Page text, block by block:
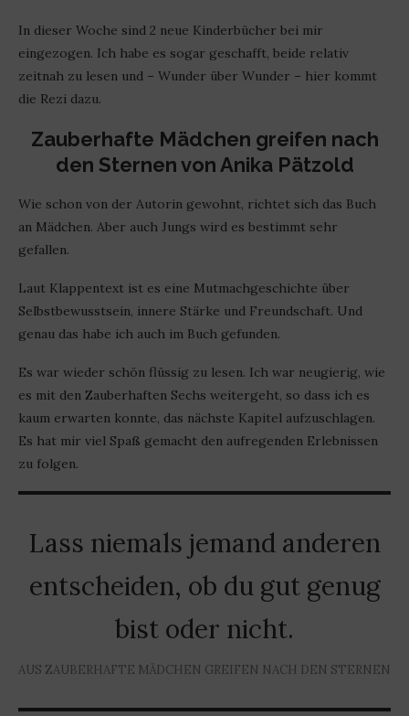
In dieser Woche sind 2 neue Kinderbücher bei mir
eingezogen. Ich habe es sogar geschafft, beide relativ
zeitnah zu lesen und – Wunder über Wunder – hier kommt
die Rezi dazu.
Zauberhafte Mädchen greifen nach
den Sternen von Anika Pätzold
Wie schon von der Autorin gewohnt, richtet sich das Buch
an Mädchen. Aber auch Jungs wird es bestimmt sehr
gefallen.
Laut Klappentext ist es eine Mutmachgeschichte über
Selbstbewusstsein, innere Stärke und Freundschaft. Und
genau das habe ich auch im Buch gefunden.
Es war wieder schön flüssig zu lesen. Ich war neugierig, wie
es mit den Zauberhaften Sechs weitergeht, so dass ich es
kaum erwarten konnte, das nächste Kapitel aufzuschlagen.
Es hat mir viel Spaß gemacht den aufregenden Erlebnissen
zu folgen.
Lass niemals jemand anderen
entscheiden, ob du gut genug
bist oder nicht.
AUS ZAUBERHAFTE MÄDCHEN GREIFEN NACH DEN STERNEN